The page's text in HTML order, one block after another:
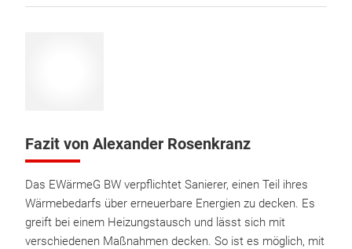
Fazit von Alexander Rosenkranz
Das EWärmeG BW verpflichtet Sanierer, einen Teil ihres
Wärmebedarfs über erneuerbare Energien zu decken. Es
greift bei einem Heizungstausch und lässt sich mit
verschiedenen Maßnahmen decken. So ist es möglich, mit